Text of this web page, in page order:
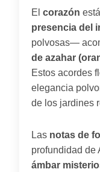
El corazón
presencia del
polvosas—
de azahar
Estos acordes
elegancia
de los jardines
Las notas de
profundidad de
ámbar